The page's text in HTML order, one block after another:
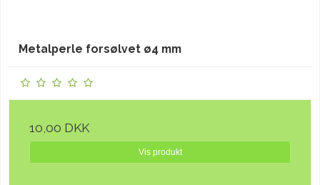
Metalperle forsølvet ø4 mm
10,00 DKK
Vis produkt